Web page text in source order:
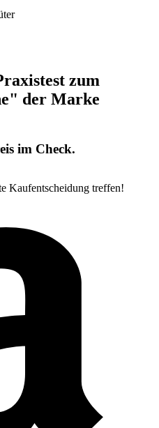
zum
der Marke
im Check.
Kaufentscheidung treffen!